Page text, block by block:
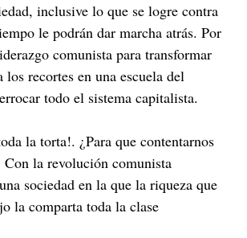
inclusive lo que se logre contra
le podrán dar marcha atrás. Por
comunista para transformar
los recortes en una escuela del
todo el sistema capitalista.
la torta!. ¿Para que contentarnos
la revolución comunista
sociedad en la que la riqueza que
la comparta toda la clase